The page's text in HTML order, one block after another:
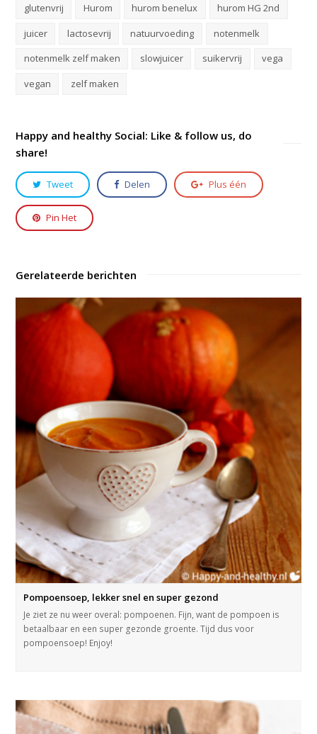
glutenvrij
Hurom hurom benelux
hurom HG 2nd
juicer
lactosevrij natuurvoeding
notenmelk
notenmelk zelf maken
slowjuicer suikervrij
vega
vegan
zelf maken
Happy and healthy Social: Like & follow us, do
share!
Tweet Delen Plus één
Pin Het
Gerelateerde berichten
Pompoensoep, lekker snel en super gezond
Je ziet ze nu weer overal: pompoenen. Fijn, want de pompoen is
betaalbaar en een super gezonde groente. Tijd dus voor
pompoensoep! Enjoy!